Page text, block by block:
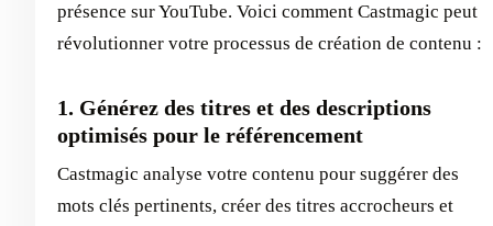
présence sur YouTube. Voici comment Castmagic peut
révolutionner votre processus de création de contenu :
1. Générez des titres et des descriptions
optimisés pour le référencement
Castmagic analyse votre contenu pour suggérer des
mots clés pertinents, créer des titres accrocheurs et